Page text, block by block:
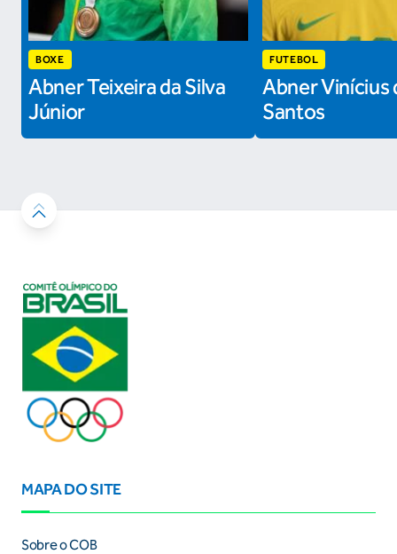
BOXE
Abner Teixeira da Silva
Júnior
FUTEBOL
Abner Vinícius
Santos
MAPA DO SITE
Sobre o COB